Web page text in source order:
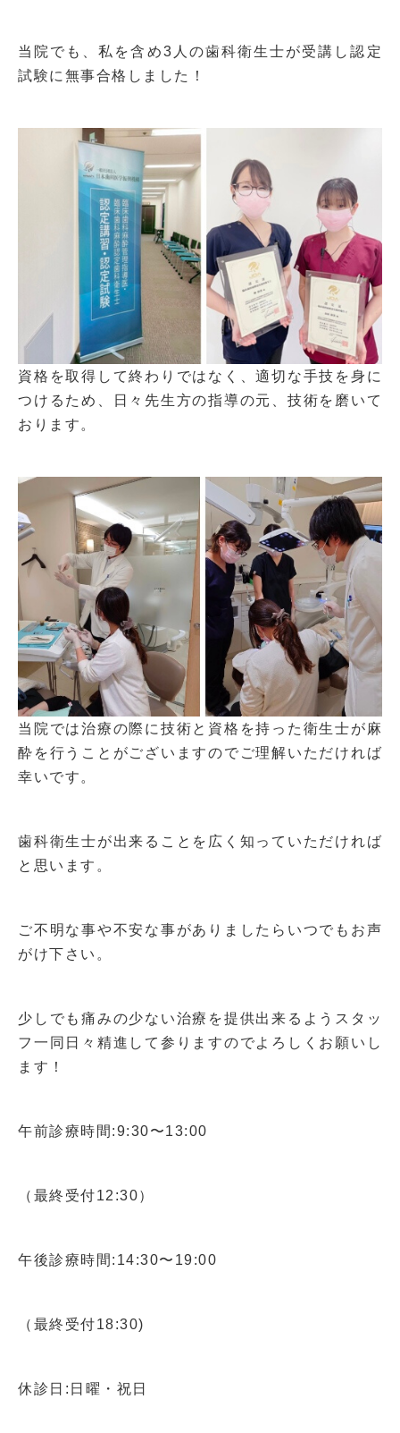
当院でも、私を含め3 人の歯科衛生士が受講し認定
試験に無事合格しました！
資格を取得して終わりではなく、適切な手技を身に
つけるため、日々先生方の指導の元、技術を磨いて
おります。
当院では治療の際に技術と資格を持った衛生士が麻
酔を行うことがございますのでご理解いただければ
幸いです。
歯科衛生士が出来ることを広く知っていただければ
と思います。
ご不明な事や不安な事がありましたらいつでもお声
がけ下さい。
少しでも痛みの少ない治療を提供出来るようスタッ
フ一同日々精進して参りますのでよろしくお願いし
ます！
午前診療時間:9:30〜13:00
（最終受付12:30）
午後診療時間: 14:30〜19:00
（最終受付18:30)
休診日:日曜・祝日